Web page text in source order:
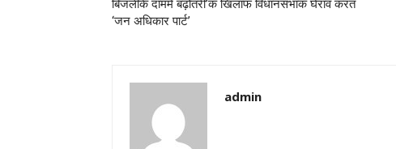
बिजलीकें दाममे बढ़ोतरी’क खिलाफ विधानसभाक घेराव करत
‘जन अधिकार पार्ट’
admin